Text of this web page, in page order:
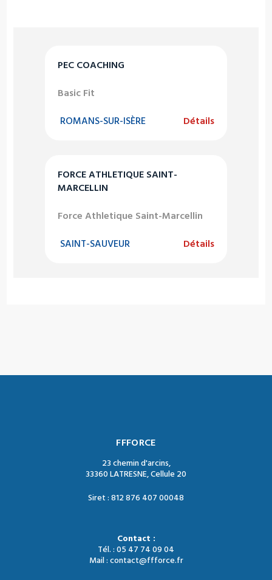
PEC COACHING
Basic Fit
ROMANS-SUR-ISÈRE Détails
FORCE ATHLETIQUE SAINT-
MARCELLIN
Force Athletique Saint-Marcellin
SAINT-SAUVEUR Détails
FFFORCE
23 chemin d'arcins,
33360 LATRESNE, Cellule 20
Siret : 812 876 407 00048
Contact :
Tél. : 05 47 74 09 04
Mail : contact@ffforce.fr